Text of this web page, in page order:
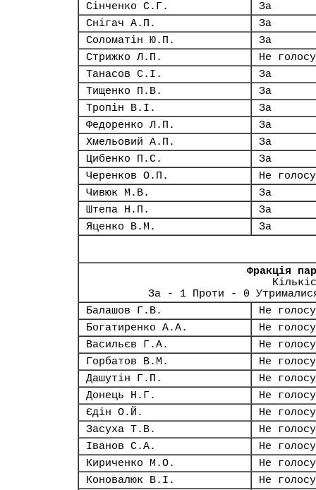
Сінченко С.Г.
За
Снігач А.П.
За
Соломатін Ю.П.
За
Стрижко Л.П.
Не
Танасов С.І.
За
Тищенко П.В.
За
Тропін В.І.
За
Федоренко Л.П.
За
Хмельовий А.П.
За
Цибенко П.С.
За
Черенков О.П.
Не
Чивюк М.В.
За
Штепа Н.П.
За
Яценко В.М.
За
Фракція
За - 1 Проти - 0
Балашов Г.В.
Не
Богатиренко А.А.
Не
Васильєв Г.А.
Не
Горбатов В.М.
Не
Дашутін Г.П.
Не
Донець Н.Г.
Не
Єдін О.Й.
Не
Засуха Т.В.
Не
Іванов С.А.
Не
Кириченко М.О.
Не
Коновалюк В.І.
Не